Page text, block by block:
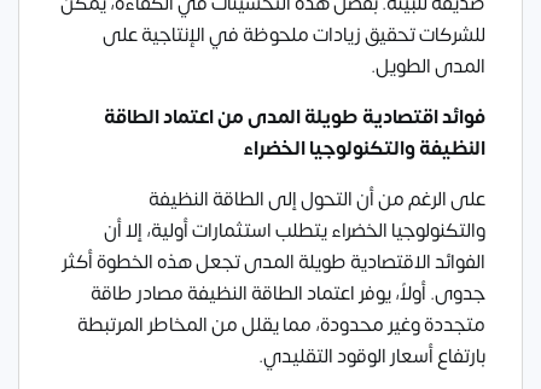
للشركات تحقيق زيادات ملحوظة في الإنتاجية على
المدى الطويل.
فوائد اقتصادية طويلة المدى من اعتماد الطاقة
النظيفة والتكنولوجيا الخضراء
على الرغم من أن التحول إلى الطاقة النظيفة
والتكنولوجيا الخضراء يتطلب استثمارات أولية، إلا أن
الفوائد الاقتصادية طويلة المدى تجعل هذه الخطوة أكثر
جدوى. أولاً، يوفر اعتماد الطاقة النظيفة مصادر طاقة
متجددة وغير محدودة، مما يقلل من المخاطر المرتبطة
بارتفاع أسعار الوقود التقليدي.